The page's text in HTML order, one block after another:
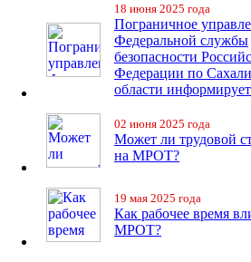
18 июня 2025 года
Пограничное
Федеральной службы
безопасности
Федерации по
области информирует
02 июня 2025 года
Может ли трудовой
на МРОТ?
19 мая 2025 года
Как рабочее время
МРОТ?